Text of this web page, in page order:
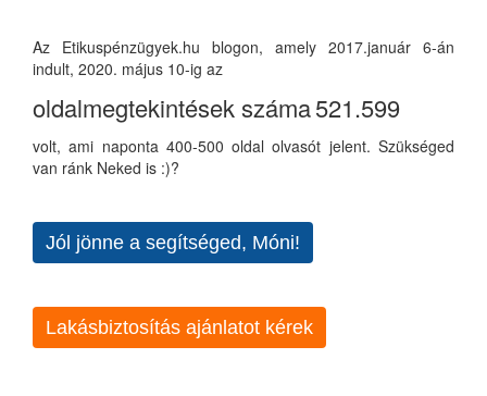
Az Etikuspénzügyek.hu blogon, amely 2017.január 6-án
indult, 2020. május 10-ig az
oldalmegtekintések száma521.599
volt, ami naponta 400-500 oldal olvasót jelent. Szükséged
van ránk Neked is :)?
Jól jönne a segítséged, Móni!
Lakásbiztosítás ajánlatot kérek